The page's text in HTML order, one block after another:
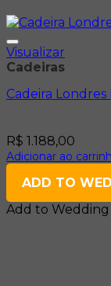
Visualizar
Cadeiras
Cadeira
R$ 1.188,00
Adicionar ao
ADD TO
Add to Wedding